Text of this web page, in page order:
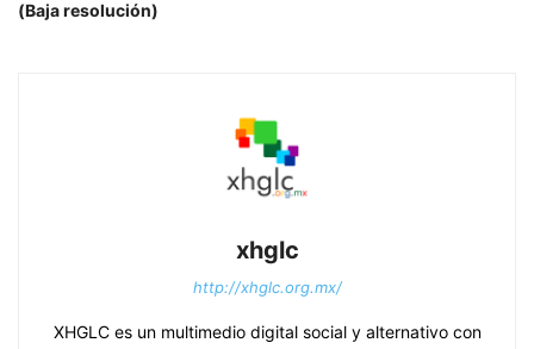
(Baja resolución)
xhglc
http://xhglc.org.mx/
XHGLC es un multimedio digital social y alternativo con